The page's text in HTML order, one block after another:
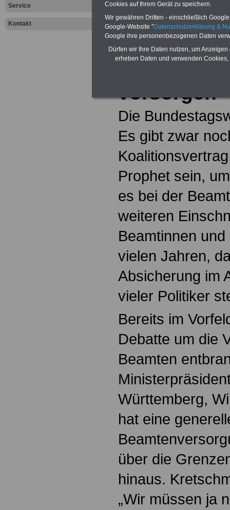
Service
Kontakt
Aktuelles aus
Sektor
Auch
vorsorgen
Die
Es gibt zwar
Prophet sein,
es bei der
weiteren
Beamtinnen
vielen Jahren,
Absicherung im
vieler Politiker
Bereits im
Debatte um die
Beamten
Württemberg,
hat eine
über die
hinaus.
„Wir müssen ja
Cookies auf Ihrem Gerät zu speichern.
Wir gewähren Dritten - einschließlich
Google-Website "Datenschutzerklärung &
Google ihre personenbezogenen Daten
Dürfen wir Ihre Daten nutzen, um
erheben Daten und verwenden